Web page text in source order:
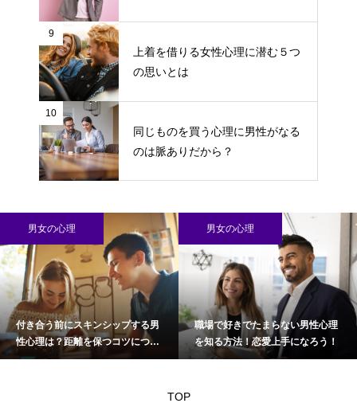
9
上着を借りる女性心理に潜む５つ
の思いとは
10
同じものを買う心理に男性がなる
のは脈ありだから？
男女の心理
付き合う前にスキンシップする男
性心理は？距離を保つコツについ
て
男女の心理
職場で好きでたまらない男性心理
を知る方法！恋愛上手になろう！
TOP